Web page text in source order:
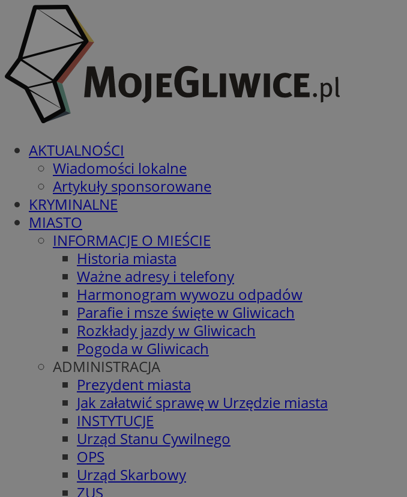
AKTUALNOŚCI
Wiadomości lokalne
Artykuły sponsorowane
KRYMINALNE
MIASTO
INFORMACJE O MIEŚCIE
Historia miasta
Ważne adresy i telefony
Harmonogram wywozu odpadów
Parafie i msze święte w Gliwicach
Rozkłady jazdy w Gliwicach
Pogoda w Gliwicach
ADMINISTRACJA
Prezydent miasta
Jak załatwić sprawę w Urzędzie miasta
INSTYTUCJE
Urząd Stanu Cywilnego
OPS
Urząd Skarbowy
ZUS